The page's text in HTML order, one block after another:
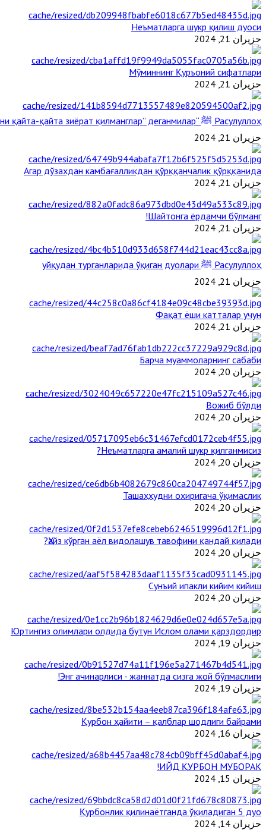
Неъматларга шукр қилиш дуоси
حزيران 21, 2024
Мўминнинг Қуръоний сифатлари
حزيران 21, 2024
Расулуллоҳ ﷺ “Қабримни қайта-қайта зиёрат қилманглар” деганмилар?
حزيران 21, 2024
Агар дўзахдан камбағалликдан қўрққанчалик қўрққанида
حزيران 21, 2024
Шайтонга ёрдамчи бўлманг!
حزيران 21, 2024
Расулуллоҳ ﷺ уйқудан турганларида ўқиган дуолари
حزيران 21, 2024
Фақат ёши катталар учун
حزيران 21, 2024
Барча муаммоларнинг сабаби
حزيران 20, 2024
Вожиб бўлди
حزيران 20, 2024
Неъматларга амалий шукр қилганмисиз?
حزيران 20, 2024
Ташаҳҳудни охиригача ўқимаслик
حزيران 20, 2024
Ҳайз кўрган аёл видолашув тавофини қандай қилади?
حزيران 20, 2024
Сунъий ипакли кийим кийиш
حزيران 20, 2024
Юртингиз олимлари олдида бутун Ислом олами қарздордир
حزيران 19, 2024
Энг ачинарлиси - жаннатда сизга жой бўлмаслиги!
حزيران 19, 2024
Қурбон ҳайити – қалблар шодлиги байрами
حزيران 16, 2024
ИЙД ҚУРБОН МУБОРАК!
حزيران 15, 2024
Қурбонлик қилинаётганда ўқиладиган 5 дуо
حزيران 14, 2024